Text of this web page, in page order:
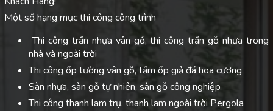
Một số hạng mục thi công công trình
Thi công trần nhựa vân gỗ, thi công trần gỗ nhựa trong
nhà và ngoài trời
Thi công ốp tường vân gỗ, tấm ốp giả đá hoa cương
Sàn nhựa, sàn gỗ tự nhiên, sàn gỗ công nghiệp
Thi công thanh lam trụ, thanh lam ngoài trời Pergola